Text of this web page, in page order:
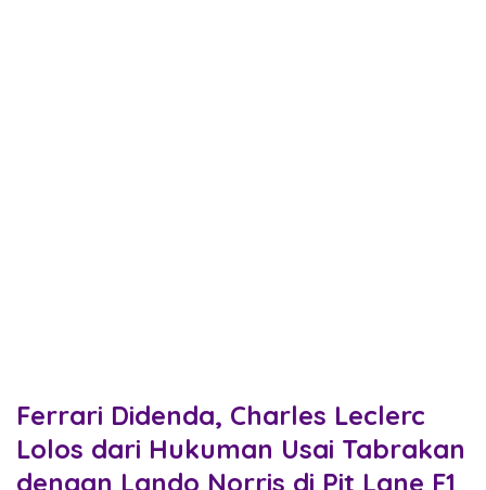
Ferrari Didenda, Charles Leclerc
Lolos dari Hukuman Usai Tabrakan
dengan Lando Norris di Pit Lane F1